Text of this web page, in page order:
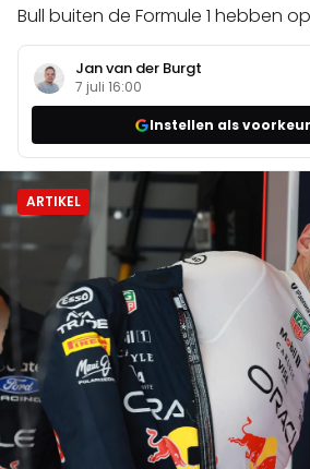
Bull buiten de Formule 1 hebben
Jan van der Burgt
7 juli 16:00
Instellen als
ARTIKEL